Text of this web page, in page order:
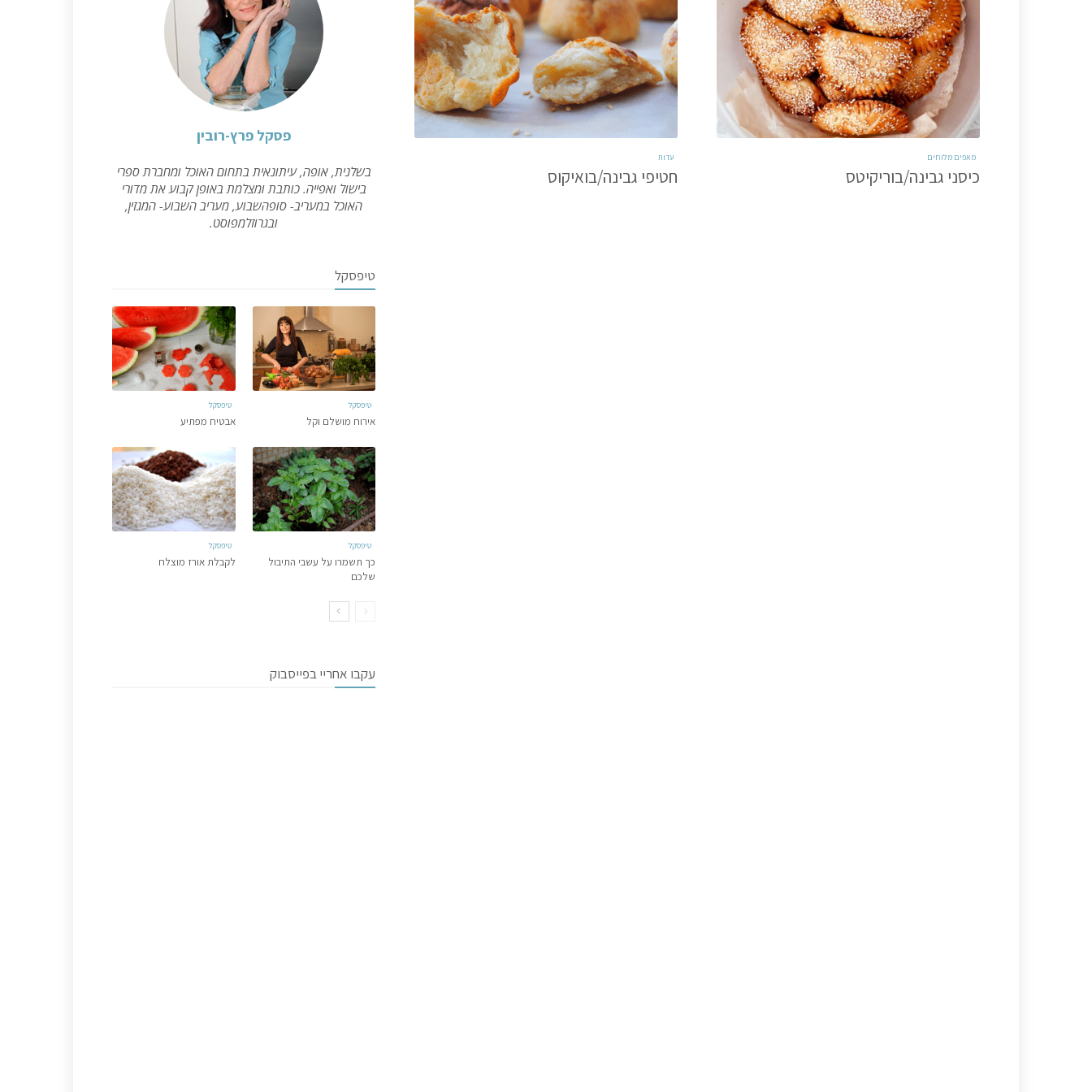
מאפים מלוחים
כיסני גבינה/בוריקיטס
עדות
חטיפי גבינה/בואיקוס
פסקל פרץ-רובין
בשלנית, אופה, עיתונאית בתחום האוכל ומחברת ספרי
בישול ואפייה. כותבת ומצלמת באופן קבוע את מדורי
האוכל במעריב- סופהשבוע, מעריב השבוע- המגזין,
ובגרוזלמפוסט.
טיפסקל
טיפסקל
אירוח מושלם וקל
טיפסקל
אבטיח מפתיע
טיפסקל
כך תשמרו על עשבי התיבול
שלכם
טיפסקל
לקבלת אורז מוצלח
עקבו אחריי בפייסבוק